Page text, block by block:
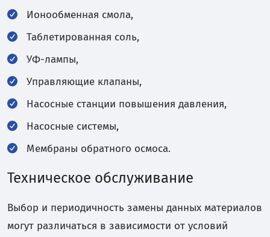
Ионообменная смола,
Таблетированная соль,
УФ-лампы,
Управляющие клапаны,
Насосные станции повышения давления,
Насосные системы,
Мембраны обратного осмоса.
Техническое обслуживание
Выбор и периодичность замены данных материалов
могут различаться в зависимости от условий